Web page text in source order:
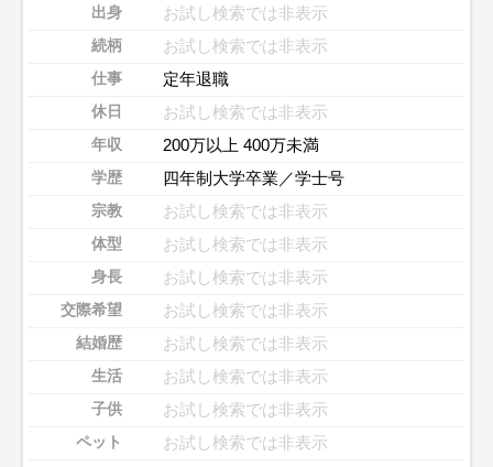
出身 お試し検索では非表示
続柄 お試し検索では非表示
仕事 定年退職
休日 お試し検索では非表示
年収 200万以上 400万未満
学歴 四年制大学卒業／学士号
宗教 お試し検索では非表示
体型 お試し検索では非表示
身長 お試し検索では非表示
交際希望 お試し検索では非表示
結婚歴 お試し検索では非表示
生活 お試し検索では非表示
子供 お試し検索では非表示
ペット お試し検索では非表示